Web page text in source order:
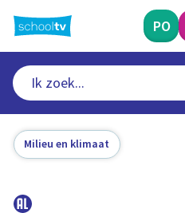
naar
hoofdinhoud
PO
Milieu en klimaat